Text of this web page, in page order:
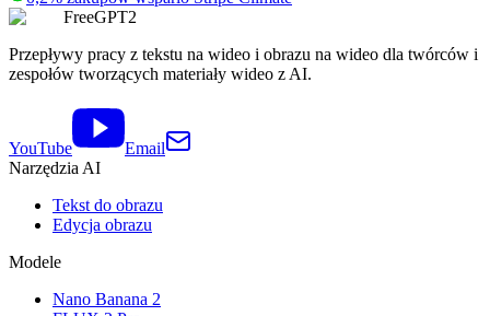
FreeGPT2
Przepływy pracy z tekstu na wideo i obrazu na wideo dla twórców i
zespołów tworzących materiały wideo z AI.
YouTube
Email
Narzędzia AI
Tekst do obrazu
Edycja obrazu
Modele
Nano Banana 2